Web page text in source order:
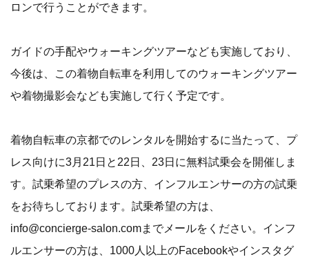
ロンで行うことができます。
ガイドの手配やウォーキングツアーなども実施しており、
今後は、この着物自転車を利用してのウォーキングツアー
や着物撮影会なども実施して行く予定です。
着物自転車の京都でのレンタルを開始するに当たって、プ
レス向けに3月21日と22日、23日に無料試乗会を開催しま
す。試乗希望のプレスの方、インフルエンサーの方の試乗
をお待ちしております。試乗希望の方は、
info@concierge-salon.comまでメールをください。インフ
ルエンサーの方は、1000人以上のFacebookやインスタグ